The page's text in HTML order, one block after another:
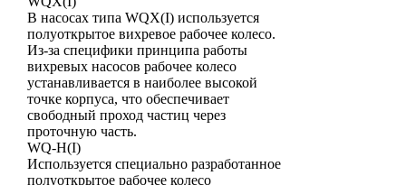
В насосах типа WQX(I) используется
полуоткрытое вихревое рабочее колесо.
Из-за специфики принципа работы
вихревых насосов рабочее колесо
устанавливается в наиболее высокой
точке корпуса, что обеспечивает
свободный проход частиц через
проточную часть.
WQ-H(I)
Используется специально разработанное
полуоткрытое рабочее колесо